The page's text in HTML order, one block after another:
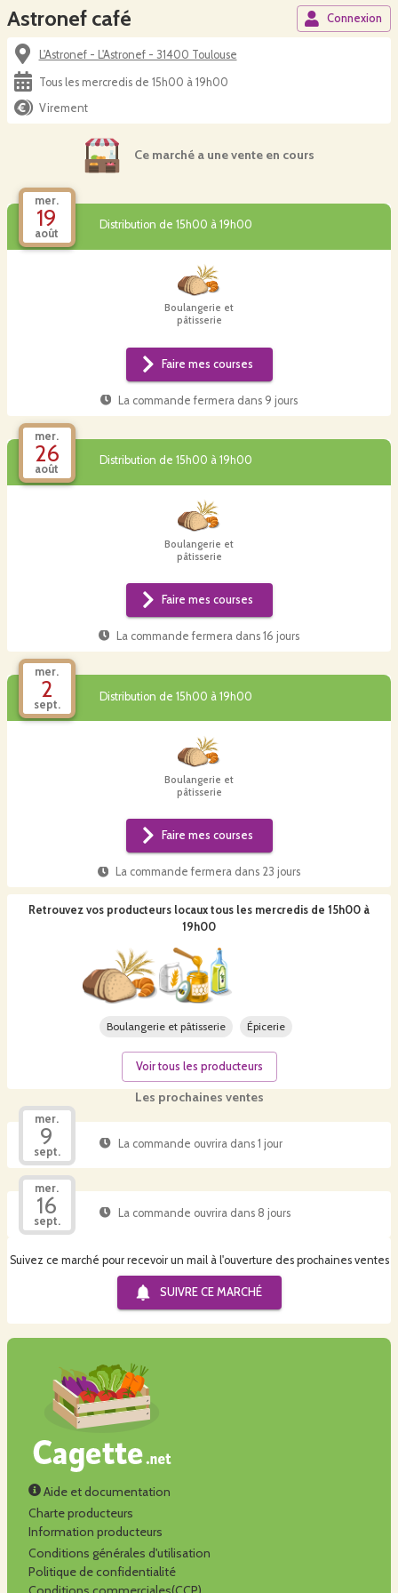
Astronef café Connexion
L'Astronef - L'Astronef - 31400 Toulouse
Tous les mercredis de 15h00 à 19h00
Virement
Ce marché a une vente en cours
mer.
19
août
Distribution de 15h00 à 19h00
Boulangerie et
pâtisserie
Faire mes courses
La commande fermera dans 9 jours
mer.
26
août
Distribution de 15h00 à 19h00
Boulangerie et
pâtisserie
Faire mes courses
La commande fermera dans16 jours
mer.
2
sept.
Distribution de 15h00 à 19h00
Boulangerie et
pâtisserie
Faire mes courses
La commande fermera dans 23 jours
Les prochaines ventes
mer.
9
sept.
La commande ouvrira dans 1 jour
mer.
16
sept.
La commande ouvrira dans 8 jours
Suivez ce marché pour recevoir un mail à l'ouverture des prochaines ventes
SUIVRE CE MARCHÉ
Retrouvez vos producteurs locaux tous les mercredis de 15h00 à
19h00
Boulangerie et pâtisserie Épicerie
Voir tous les producteurs
Aide et documentation
Charte producteurs
Information producteurs
Conditions générales d'utilisation
Politique de confidentialité